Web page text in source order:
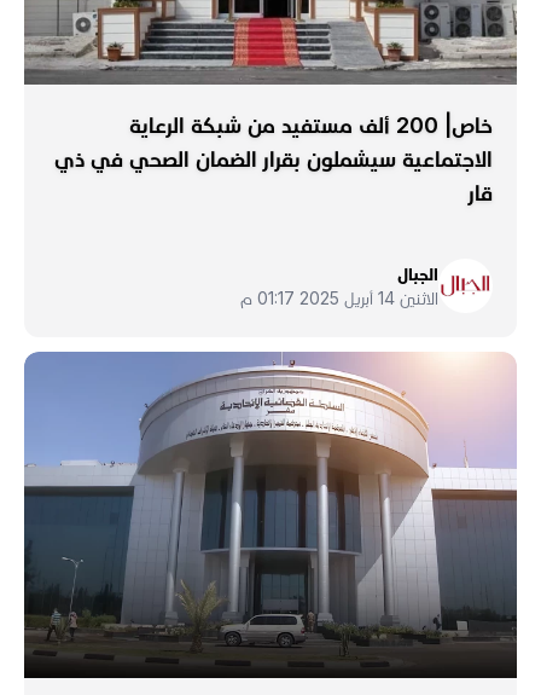
خاص| 200 ألف مستفيد من شبكة الرعاية
الاجتماعية سيشملون بقرار الضمان الصحي في ذي
قار
الجبال
الاثنين 14 أبريل 2025 01:17 م